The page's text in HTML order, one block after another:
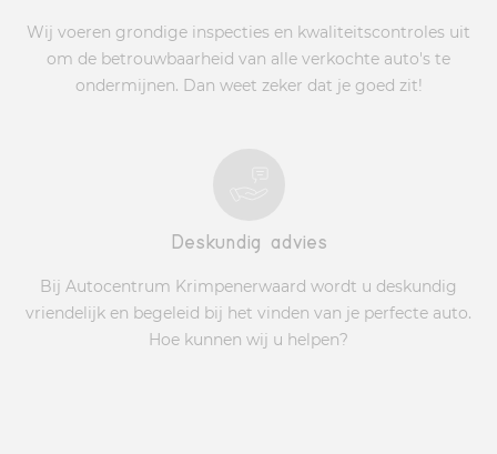
Wij voeren grondige inspecties en kwaliteitscontroles uit
om de betrouwbaarheid van alle verkochte auto's te
ondermijnen. Dan weet zeker dat je goed zit!
Deskundig advies
Bij Autocentrum Krimpenerwaard wordt u deskundig
vriendelijk en begeleid bij het vinden van je perfecte auto.
Hoe kunnen wij u helpen?